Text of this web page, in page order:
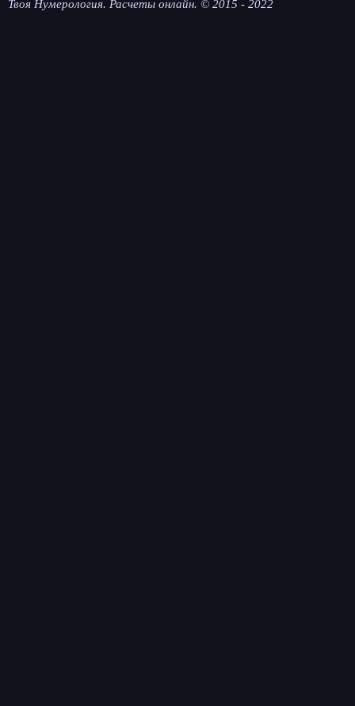
Твоя Нумерология. Расчеты онлайн. © 2015 - 2022